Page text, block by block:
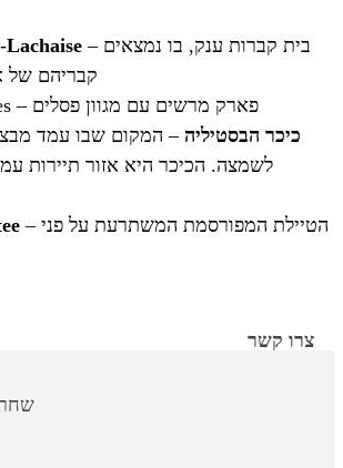
Lachaise – בית קברות ענק, בו נמצאים
קבריהם של
כיכר הבסטיליה – המקום שבו עמד
לשמצה. הכיכר היא אזור תיירות
– הטיילת המפורסמת המשתרעת על פני
צרו קשר